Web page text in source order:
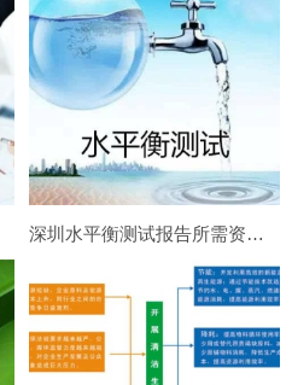
深圳水平衡测试报告所需资料清单